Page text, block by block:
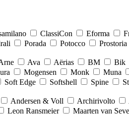
ClassiCon Eforma
Porada Potocco Prostoria
Ava Aërias BM Bik
Mogensen Monk Muna
Soft Edge Softshell Spine
Andersen & Voll Archirivolto
Leon Ransmeier Maarten van